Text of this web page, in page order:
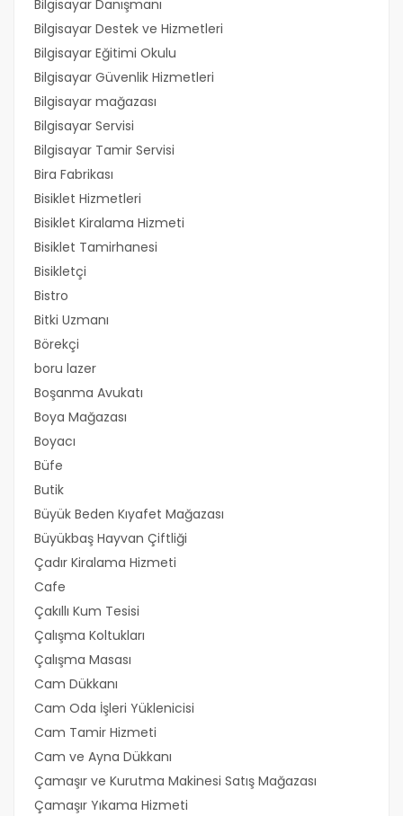
Bilgisayar Danışmanı
Bilgisayar Destek ve Hizmetleri
Bilgisayar Eğitimi Okulu
Bilgisayar Güvenlik Hizmetleri
Bilgisayar mağazası
Bilgisayar Servisi
Bilgisayar Tamir Servisi
Bira Fabrikası
Bisiklet Hizmetleri
Bisiklet Kiralama Hizmeti
Bisiklet Tamirhanesi
Bisikletçi
Bistro
Bitki Uzmanı
Börekçi
boru lazer
Boşanma Avukatı
Boya Mağazası
Boyacı
Büfe
Butik
Büyük Beden Kıyafet Mağazası
Büyükbaş Hayvan Çiftliği
Çadır Kiralama Hizmeti
Cafe
Çakıllı Kum Tesisi
Çalışma Koltukları
Çalışma Masası
Cam Dükkanı
Cam Oda İşleri Yüklenicisi
Cam Tamir Hizmeti
Cam ve Ayna Dükkanı
Çamaşır ve Kurutma Makinesi Satış Mağazası
Çamaşır Yıkama Hizmeti